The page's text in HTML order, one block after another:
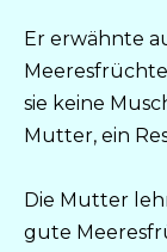
Er erwähnte
sie keine
Mutter, ein
Die Mutter
gute